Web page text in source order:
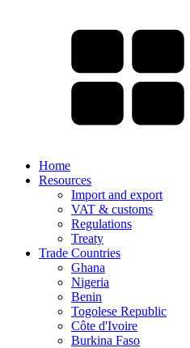
Home
Resources
Import and export
VAT & customs
Regulations
Treaty
Trade Countries
Ghana
Nigeria
Benin
Togolese Republic
Côte d'Ivoire
Burkina Faso